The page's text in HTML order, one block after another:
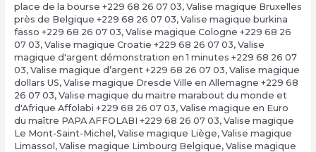
place de la bourse +229 68 26 07 03, Valise magique Bruxelles
près de Belgique +229 68 26 07 03, Valise magique burkina
fasso +229 68 26 07 03, Valise magique Cologne +229 68 26
07 03, Valise magique Croatie +229 68 26 07 03, Valise
magique d'argent démonstration en 1 minutes +229 68 26 07
03, Valise magique d’argent +229 68 26 07 03, Valise magique
dollars US, Valise magique Dresde Ville en Allemagne +229 68
26 07 03, Valise magique du maitre marabout du monde et
d'Afrique Affolabi +229 68 26 07 03, Valise magique en Euro
du maître PAPA AFFOLABI +229 68 26 07 03, Valise magique
Le Mont-Saint-Michel, Valise magique Liège, Valise magique
Limassol, Valise magique Limbourg Belgique, Valise magique